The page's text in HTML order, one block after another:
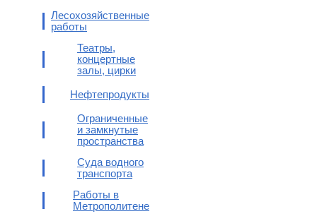
Лесохозяйственные
работы
Театры,
концертные
залы, цирки
Нефтепродукты
Ограниченные
и замкнутые
пространства
Суда водного
транспорта
Работы в
Метрополитене